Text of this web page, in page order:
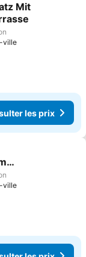
favoris
Mit
ville
les prix
favoris
ville